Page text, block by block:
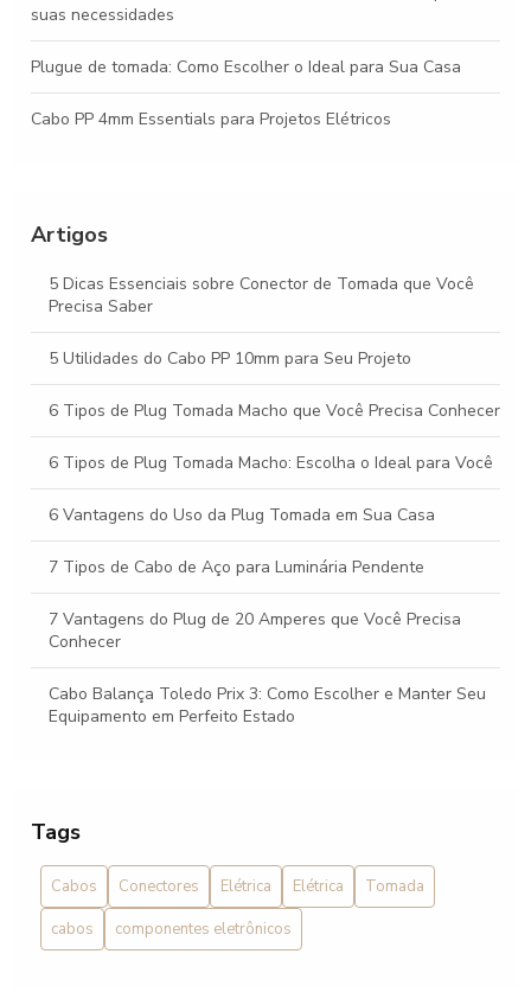
suas necessidades
Plugue de tomada: Como Escolher o Ideal para Sua Casa
Cabo PP 4mm Essentials para Projetos Elétricos
Como escolher o fabricante de cabo pp ideal para suas
Artigos
5 Dicas Essenciais sobre Conector de Tomada que Você
Precisa Saber
5 Utilidades do Cabo PP 10mm para Seu Projeto
6 Tipos de Plug Tomada Macho que Você Precisa Conhecer
6 Tipos de Plug Tomada Macho: Escolha o Ideal para Você
6 Vantagens do Uso da Plug Tomada em Sua Casa
7 Tipos de Cabo de Aço para Luminária Pendente
7 Vantagens do Plug de 20 Amperes que Você Precisa
Conhecer
Cabo Balança Toledo Prix 3: Como Escolher e Manter Seu
Equipamento em Perfeito Estado
Cabo Balança Toledo Prix 3: Guia Completo
Cabo balança Toledo: Como Escolher o Ideal para Sua
Necessidade
Tags
Cabos Conectores Elétrica Elétrica
Tomada
cabos
componentes eletrônicos